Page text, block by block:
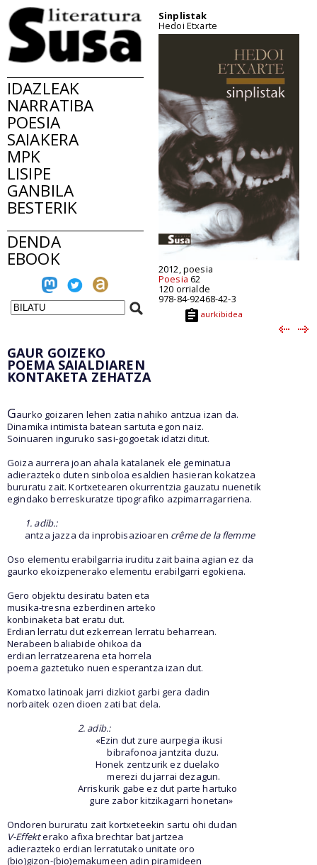
IDAZLEAK
NARRATIBA
POESIA
SAIAKERA
MPK
LISIPE
GANBILA
BESTERIK
DENDA
EBOOK
Sinplistak
Hedoi Etxarte
2012, poesia
Poesia 62
120 orrialde
978-84-92468-42-3
aurkibidea
GAUR GOIZEKO
POEMA SAIALDIAREN
KONTAKETA ZEHATZA
Gaurko goizaren lehen zatia nahiko antzua izan da.
Dinamika intimista batean sartuta egon naiz.
Soinuaren inguruko sasi-gogoetak idatzi ditut.
Goiza aurrera joan ahala katalanek ele geminatua
adierazteko duten sinboloa esaldien hasieran kokatzea
bururatu zait. Kortxetearen okurrentzia gauzatu nuenetik
egindako berreskuratze tipografiko azpimarragarriena.
1. adib.:
antza jazza da inprobisazioaren crême de la flemme
Oso elementu erabilgarria iruditu zait baina agian ez da
gaurko ekoizpenerako elementu erabilgarri egokiena.
Gero objektu desiratu baten eta
musika-tresna ezberdinen arteko
konbinaketa bat eratu dut.
Erdian lerratu dut ezkerrean lerratu beharrean.
Nerabeen baliabide ohikoa da
erdian lerratzearena eta horrela
poema gaztetuko nuen esperantza izan dut.
Komatxo latinoak jarri dizkiot garbi gera dadin
norbaitek ozen dioen zati bat dela.
2. adib.:
«Ezin dut zure aurpegia ikusi
bibrafonoa jantzita duzu.
Honek zentzurik ez duelako
merezi du jarrai dezagun.
Arriskurik gabe ez dut parte hartuko
gure zabor kitzikagarri honetan»
Ondoren bururatu zait kortxeteekin sartu ohi dudan
V-Effekterako afixa brechtar bat jartzea
adierazteko erdian lerratutako unitate oro
(bio)gizon-(bio)emakumeen adin piramideen